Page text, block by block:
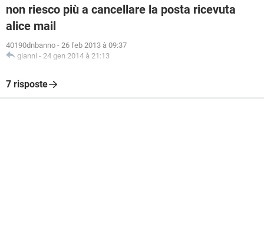
non riesco più a cancellare la posta ricevuta
alice mail
40190dnbanno - 26 feb 2013 à 09:37
gianni - 24 gen 2014 à 21:13
7 risposte